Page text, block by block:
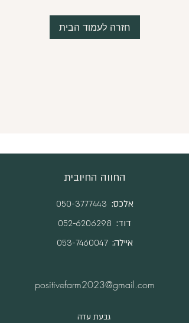
חזרה לעמוד הבית
החווה החיובית
אלכס: 050-3777443
דוד: 052-6206298
איילה:053-7460047
positivefarm2023@gmail.com
​גבעת עדה